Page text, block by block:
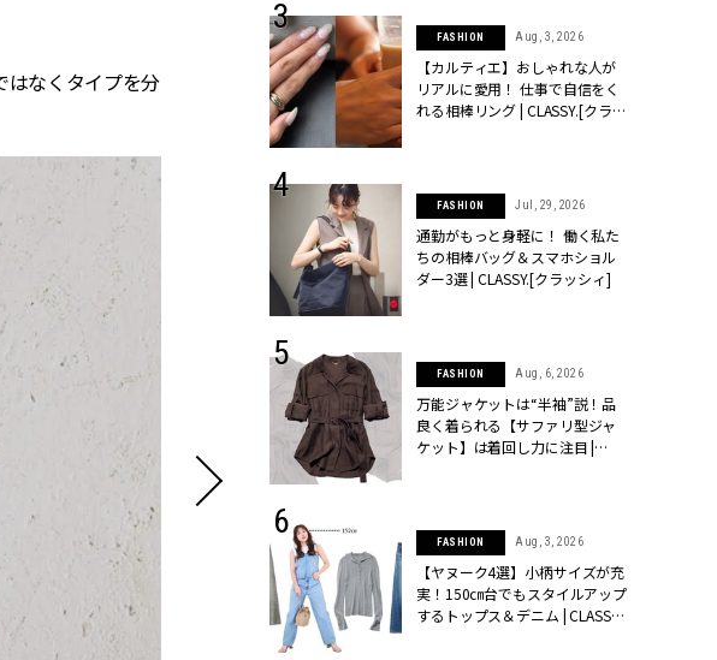
はなくタイプを分
ばれで失敗しないコーデ＆マナ
WEDDING
【トレンドの巻き方３選】結婚
ンピ”は『スカーフ』で盛るのが
正解！ | CLASSY.[クラッシィ]
染む！上品で実用的な「サブバ
ッグ」6選【アンテプリマ、フェ
イラー他】 | CLASSY.[クラッシ
WEDDING
【ブルガリ】プロポーズで贈ら
ックレスだった！【CLASSY.世代
のブライダルリング物語 #15】 |
FASHION Aug, 3, 2026
【カルティエ】おしゃれな人が
リアルに愛用！ 仕事で自信をく
れる相棒リング | CLASSY.[クラッ
FASHION Jul, 29, 2026
通勤がもっと身軽に！ 働く私た
ちの相棒バッグ＆スマホショル
ダー3選 | CLASSY.[クラッシィ]
FASHION Aug, 6, 2026
万能ジャケットは“半袖”説！品
良く着られる【サファリ型ジャ
ケット】は着回し力に注目 |
FASHION Aug, 3, 2026
【ヤヌーク4選】小柄サイズが充
実！150㎝台でもスタイルアップ
するトップス＆デニム | CLASSY.